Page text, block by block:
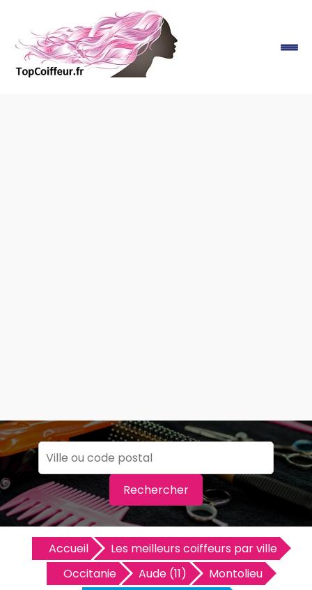
Rechercher
Accueil
Les meilleurs coiffeurs par ville
Occitanie
Aude (11)
Montolieu